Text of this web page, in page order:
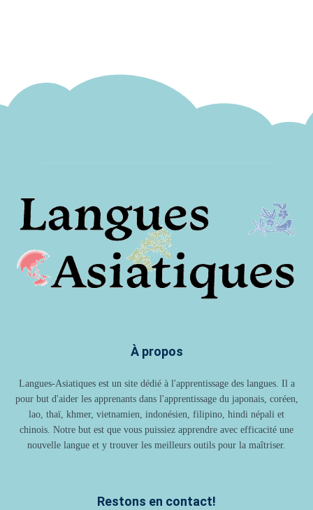
À propos
Langues-Asiatiques est un site dédié à l'apprentissage des langues. Il a
pour but d'aider les apprenants dans l'apprentissage du japonais, coréen,
lao, thaï, khmer, vietnamien, indonésien, filipino, hindi népali et
chinois. Notre but est que vous puissiez apprendre avec efficacité une
nouvelle langue et y trouver les meilleurs outils pour la maîtriser.
Restons en contact!